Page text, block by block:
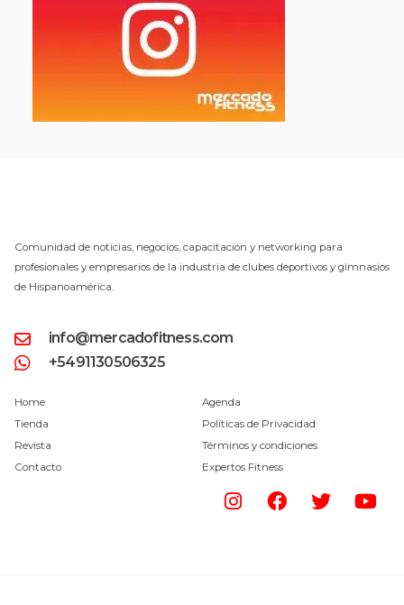
Comunidad de noticias, negocios, capacitación y networking para
profesionales y empresarios de la industria de clubes deportivos y gimnasios
de Hispanoamérica.
info@mercadofitness.com
+5491130506325
Home
Tienda
Revista
Contacto
Agenda
Políticas de Privacidad
Términos y condiciones
Expertos Fitness